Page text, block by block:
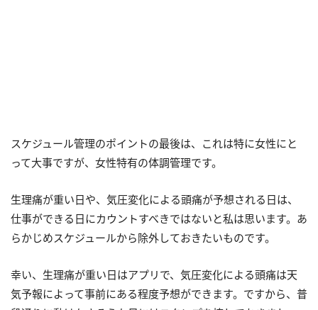
スケジュール管理のポイントの最後は、これは特に女性にと
って大事ですが、女性特有の体調管理です。
生理痛が重い日や、気圧変化による頭痛が予想される日は、
仕事ができる日にカウントすべきではないと私は思います。あ
らかじめスケジュールから除外しておきたいものです。
幸い、生理痛が重い日はアプリで、気圧変化による頭痛は天
気予報によって事前にある程度予想ができます。ですから、普